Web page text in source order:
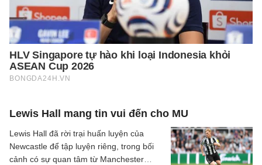
Lewis Hall mang tin vui đến cho MU
Lewis Hall đã rời trại huấn luyện của
Newcastle để tập luyện riêng, trong bối
cảnh có sự quan tâm từ Manchester